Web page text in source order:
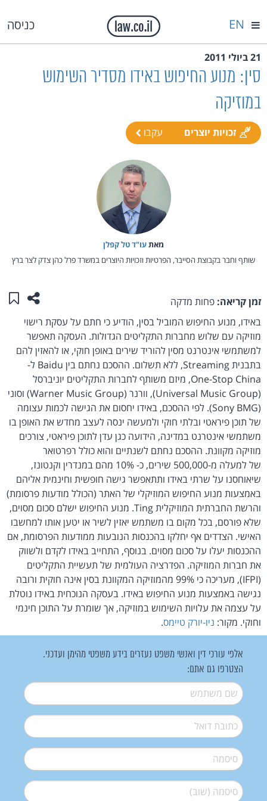
כניסה EN
21 ביולי 2011
סין: מנוע החיפוש באידו מסדיר השימוש
במוזיקה
זכויות יוצרים עקבו
מאת‏עו"ד טל קפלן
שותף וחבר בקבוצת הסייבר, הפרטיות וזכויות היוצרים במשרד פרל כהן צדק לצר ברץ
זמן קריאה: פחות מדקה שתפו
באידו, מנוע החיפוש המוביל בסין, הודיע כי חתם על עסקת רישוי
מוזיקה עם שלוש מחברות התקליטים הגדולות. העסקה תאפשר
למשתמשי אינטרנט מסין להוריד שירים באופן חוקי, או להאזין להם
בתבנית Streaming, ללא תשלום. ההסכם נחתם בין Baidu ל-
One-Stop China, מיזם משותף לחברות התקליטים יוניברסל
(Universal Music Group), וורנר (Warner Music Group) וסוני
(Sony BMG). לפי ההסכם, באידו יחסום את הגישה לכמות עצומה
של תוכן פיראטי ובלתי חוקי ולמעשה ינסה לעצב מחדש את האופן בו
משתמשי אינטרנט במדינה, הידועה כגן עדן לתוכן פיראטי, צורכים
מוזיקה מקוונת. ההסכם נחתם לשנתיים והוא כולל רפרטואר
של למעלה מ-500,000 שירים, כ- 10% מהם במנדרין וקנטונז,
שיאוחסנו על שרתי באידו ותתאפשר גישה חופשית וחינמית אליהם
באמצעות מנוע החיפוש המוזיקלי של האתר (הכולל מודעות פרסומת)
והרשת החברתית המוזיקלית Ting. מנוע החיפוש ישלם סכום מסוים,
שלא פורסם, בכל מקום בו משתמש יאזין לשיר או יטען אותו למחשבו
האישי. הצדדים אף יחלקו בהכנסות הנובעות ממודעות הפרסומת, אם
ההכנסות יעלו על סכום מסוים. בנוסף, התחייב באידו לקדם ולשווק
את חברות המוזיקה. הפדרציה העולמית של תעשיית התקליטים
(IFPI), מעריכה כי 99% מהמוזיקה המקוונת בסין אינה חוקית ורובה
נגישה באמצעות מנוע החיפוש באידו. בעסקה הנוכחית באידו נוטלת
על עצמה את עלויות השימוש במוזיקה, אך שומרת על התוכן חינמי
וחוקי. מקור: ניו-יורק טיימס.
אלפי עורכי דין ואנשי משפט נעזרים בידע משפטי מהימן ועדכני.
הצטרפו גם אתם:
שם משתמש*
דואל*
סיסמה*
סיסמה (שוב)*